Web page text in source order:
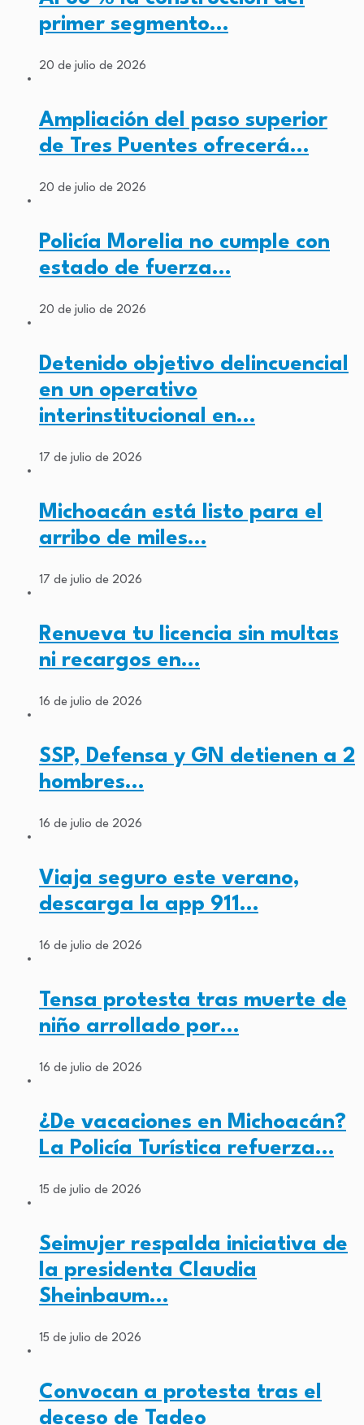
primer segmento…
20 de julio de 2026
Ampliación del paso superior
de Tres Puentes ofrecerá…
20 de julio de 2026
Policía Morelia no cumple con
estado de fuerza…
20 de julio de 2026
Detenido objetivo delincuencial
en un operativo
interinstitucional en…
17 de julio de 2026
Michoacán está listo para el
arribo de miles…
17 de julio de 2026
Renueva tu licencia sin multas
ni recargos en…
16 de julio de 2026
SSP, Defensa y GN detienen a 2
hombres…
16 de julio de 2026
Viaja seguro este verano,
descarga la app 911…
16 de julio de 2026
Tensa protesta tras muerte de
niño arrollado por…
16 de julio de 2026
¿De vacaciones en Michoacán?
La Policía Turística refuerza…
15 de julio de 2026
Seimujer respalda iniciativa de
la presidenta Claudia
Sheinbaum…
15 de julio de 2026
Convocan a protesta tras el
deceso de Tadeo